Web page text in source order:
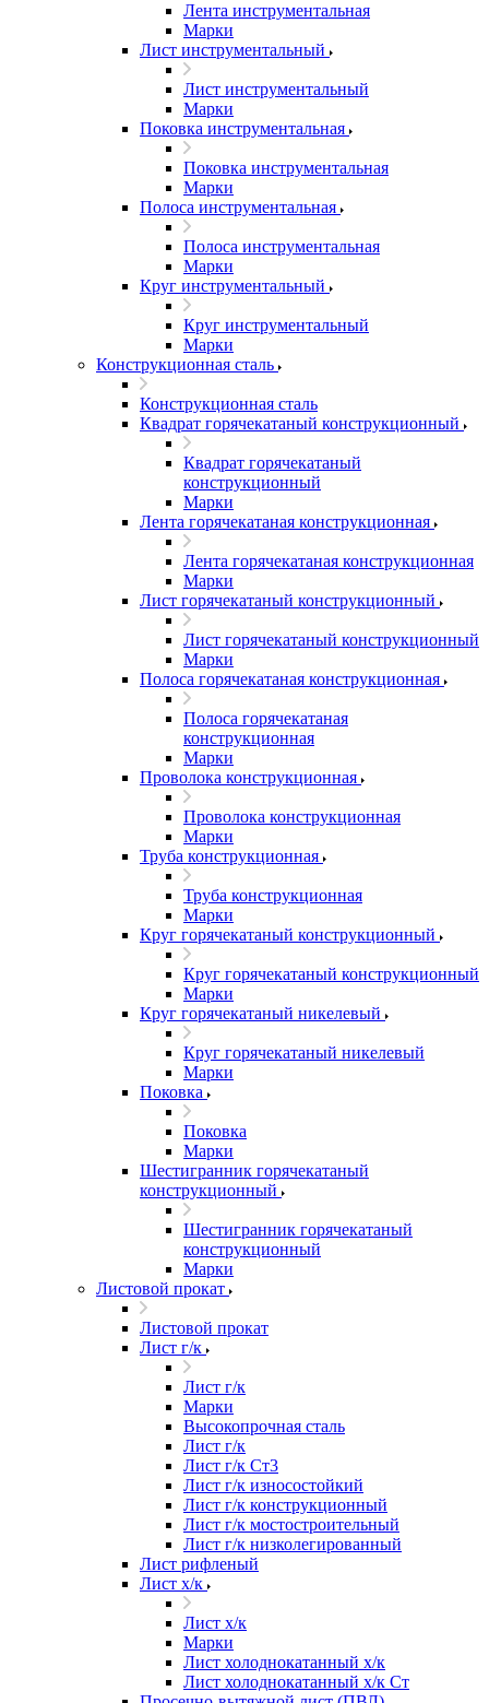
Лента инструментальная
Марки
Лист инструментальный
Лист инструментальный
Марки
Поковка инструментальная
Поковка инструментальная
Марки
Полоса инструментальная
Полоса инструментальная
Марки
Круг инструментальный
Круг инструментальный
Марки
Конструкционная сталь
Конструкционная сталь
Квадрат горячекатаный конструкционный
Квадрат горячекатаный
конструкционный
Марки
Лента горячекатаная конструкционная
Лента горячекатаная конструкционная
Марки
Лист горячекатаный конструкционный
Лист горячекатаный конструкционный
Марки
Полоса горячекатаная конструкционная
Полоса горячекатаная
конструкционная
Марки
Проволока конструкционная
Проволока конструкционная
Марки
Труба конструкционная
Труба конструкционная
Марки
Круг горячекатаный конструкционный
Круг горячекатаный конструкционный
Марки
Круг горячекатаный никелевый
Круг горячекатаный никелевый
Марки
Поковка
Поковка
Марки
Шестигранник горячекатаный
конструкционный
Шестигранник горячекатаный
конструкционный
Марки
Листовой прокат
Листовой прокат
Лист г/к
Лист г/к
Марки
Высокопрочная сталь
Лист г/к
Лист г/к Ст3
Лист г/к износостойкий
Лист г/к конструкционный
Лист г/к мостостроительный
Лист г/к низколегированный
Лист рифленый
Лист х/к
Лист х/к
Марки
Лист холоднокатанный х/к
Лист холоднокатанный х/к Ст